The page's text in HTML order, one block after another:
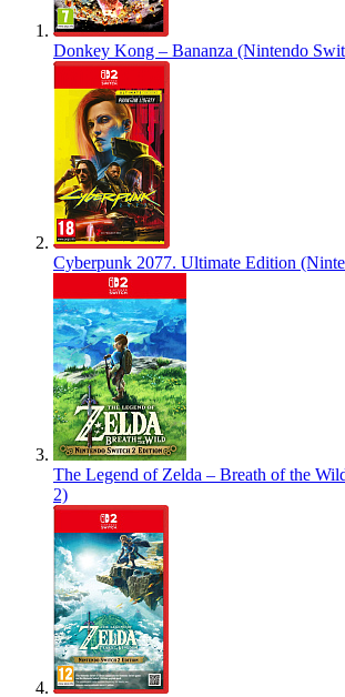
Donkey Kong – Bananza (Nintendo
Cyberpunk 2077. Ultimate Edition
The Legend of Zelda – Breath of the
2)